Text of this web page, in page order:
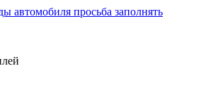
автомобиля просьба заполнять